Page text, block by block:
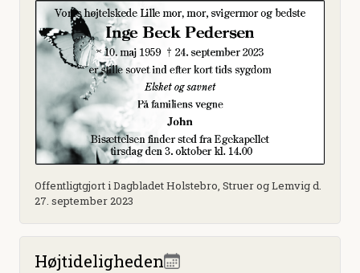
Offentligtgjort i Dagbladet Holstebro, Struer og Lemvig d.
27. september 2023
Højtideligheden